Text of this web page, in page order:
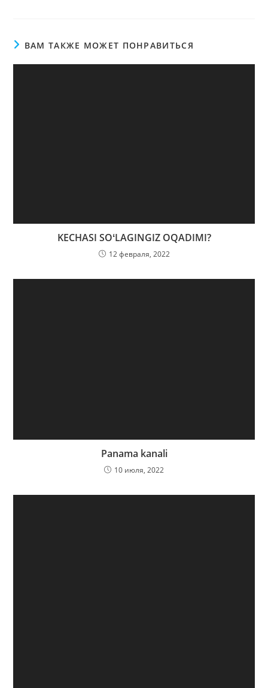
ВАМ ТАКЖЕ МОЖЕТ ПОНРАВИТЬСЯ
KECHASI SOʻLAGINGIZ OQADIMI?
12 февраля, 2022
Panama kanali
10 июля, 2022